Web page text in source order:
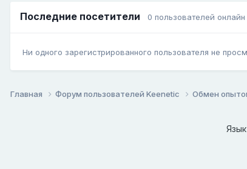
Последние посетители 0 пользователей онлайн
Ни одного зарегистрированного пользователя не
Главная Форум пользователей Keenetic Обмен
Язык